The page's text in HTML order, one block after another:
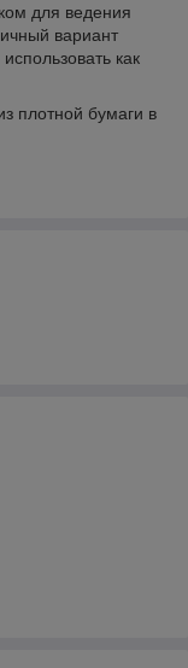
для ведения
вариант
как
плотной бумаги в